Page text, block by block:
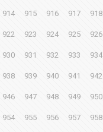
914 915 916 917 918
922 923 924 925 926
930 931 932 933 934
938 939 940 941 942
946 947 948 949 950
954 955 956 957 958